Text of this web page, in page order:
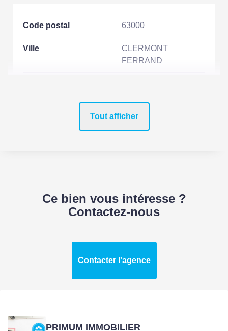
Code postal 63000
Ville
CLERMONT
FERRAND
Accès Tramway 5 min
337000 EUR
Tout afficher
Ce bien vous intéresse ?
Contactez-nous
Contacter l'agence
PRIMUM IMMOBILIER